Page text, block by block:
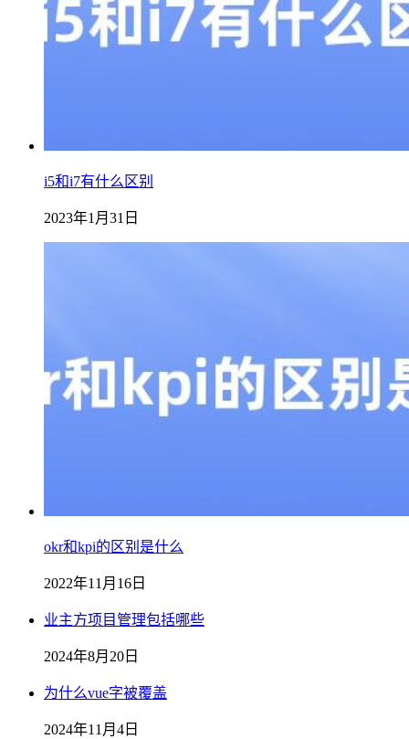
i5和i7有什么区别
2023年1月31日
okr和kpi的区别是什么
2022年11月16日
业主方项目管理包括哪些
2024年8月20日
为什么vue字被覆盖
2024年11月4日